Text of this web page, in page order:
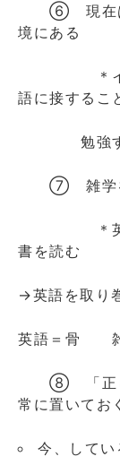
⑥ 現在は英
境にある
＊インタ
語に接するこ
勉強する
⑦ 雑学を
＊英文学
書を読む
→英語を取り
英語＝骨 雑
⑧ 「正しい
常に置いておく
今、してい